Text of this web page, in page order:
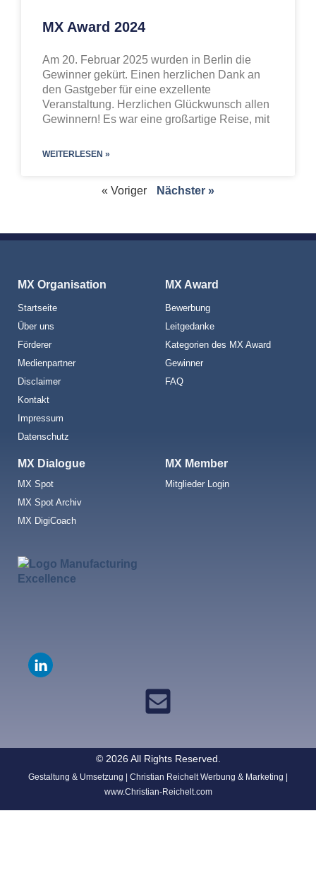
MX Award 2024
Am 20. Februar 2025 wurden in Berlin die
Gewinner gekürt. Einen herzlichen Dank an
den Gastgeber für eine exzellente
Veranstaltung. Herzlichen Glückwunsch allen
Gewinnern! Es war eine großartige Reise, mit
WEITERLESEN »
« Voriger Nächster »
MX Organisation
Startseite
Über uns
Förderer
Medienpartner
Disclaimer
Kontakt
Impressum
Datenschutz
MX Award
Bewerbung
Leitgedanke
Kategorien des MX Award
Gewinner
FAQ
MX Dialogue
MX Spot
MX Spot Archiv
MX DigiCoach
MX Member
Mitglieder Login
© 2026 All Rights Reserved.
Gestaltung & Umsetzung | Christian Reichelt Werbung & Marketing |
www.Christian-Reichelt.com